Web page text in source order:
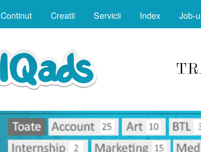
Continut Creatii Servicii Index Job-